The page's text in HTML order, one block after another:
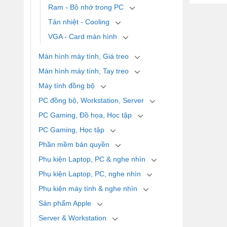
Ram - Bộ nhớ trong PC
Tản nhiệt - Cooling
VGA - Card màn hình
Màn hình máy tính, Giá treo
Màn hình máy tính, Tay treo
Máy tính đồng bộ
PC đồng bộ, Workstation, Server
PC Gaming, Đồ họa, Học tập
PC Gaming, Học tập
Phần mềm bản quyền
Phụ kiện Laptop, PC & nghe nhìn
Phụ kiện Laptop, PC, nghe nhìn
Phụ kiện máy tính & nghe nhìn
Sản phẩm Apple
Server & Workstation